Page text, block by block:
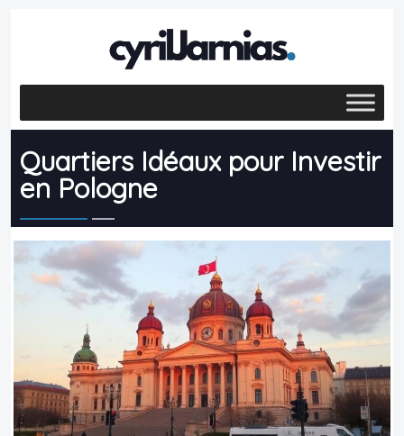
Quartiers Idéaux pour Investir
en Pologne